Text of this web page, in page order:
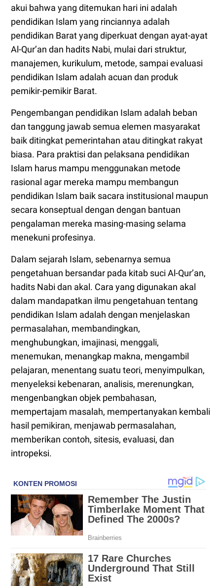
akui bahwa yang ditemukan hari ini adalah
pendidikan Islam yang rinciannya adalah
pendidikan Barat yang diperkuat dengan ayat-ayat
Al-Qur’an dan hadits Nabi, mulai dari struktur,
manajemen, kurikulum, metode, sampai evaluasi
pendidikan Islam adalah acuan dan produk
pemikir-pemikir Barat.
Pengembangan pendidikan Islam adalah beban
dan tanggung jawab semua elemen masyarakat
baik ditingkat pemerintahan atau ditingkat rakyat
biasa. Para praktisi dan pelaksana pendidikan
Islam harus mampu menggunakan metode
rasional agar mereka mampu membangun
pendidikan Islam baik sacara institusional maupun
secara konseptual dengan dengan bantuan
pengalaman mereka masing-masing selama
menekuni profesinya.
Dalam sejarah Islam, sebenarnya semua
pengetahuan bersandar pada kitab suci Al-Qur’an,
hadits Nabi dan akal. Cara yang digunakan akal
dalam mandapatkan ilmu pengetahuan tentang
pendidikan Islam adalah dengan menjelaskan
permasalahan, membandingkan,
menghubungkan, imajinasi, menggali,
menemukan, menangkap makna, mengambil
pelajaran, menentang suatu teori, menyimpulkan,
menyeleksi kebenaran, analisis, merenungkan,
mengenbangkan objek pembahasan,
mempertajam masalah, mempertanyakan kembali
hasil pemikiran, menjawab permasalahan,
memberikan contoh, sitesis, evaluasi, dan
intropeksi.